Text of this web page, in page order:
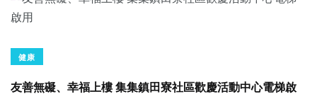
健康
友善無礙、幸福上樓 集集鎮田寮社區歡慶活動中心電梯啟